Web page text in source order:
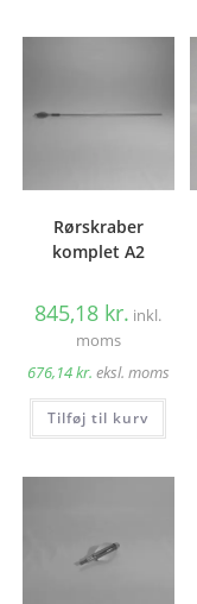
Rørskraber
komplet A2
845,18 kr. inkl.
moms
676,14kr. eksl. moms
Tilføj til kurv